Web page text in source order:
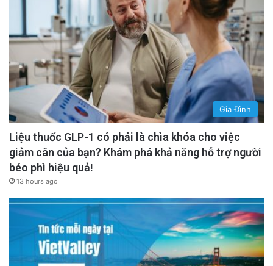
Gia Đình
Liệu thuốc GLP-1 có phải là chìa khóa cho việc
giảm cân của bạn? Khám phá khả năng hỗ trợ người
béo phì hiệu quả!
13 hours ago